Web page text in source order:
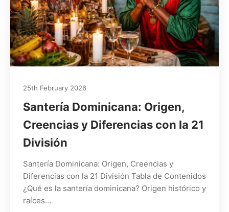
25th February 2026
Santería Dominicana: Origen,
Creencias y Diferencias con la 21
División
Santería Dominicana: Origen, Creencias y
Diferencias con la 21 División Tabla de Contenidos
¿Qué es la santería dominicana? Origen histórico y
raíces…